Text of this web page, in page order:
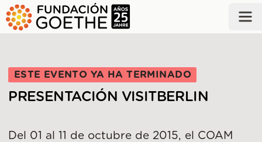
SALTAR AL CONTENIDO PRINCIPAL
ESTE EVENTO YA HA TERMINADO
PRESENTACIÓN VISITBERLIN
Del 01 al 11 de octubre de 2015, el COAM